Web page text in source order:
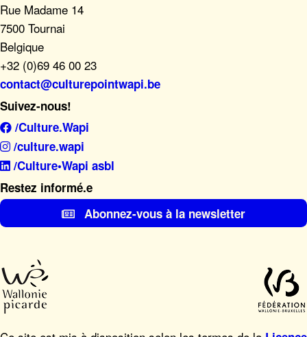
Rue Madame 14
7500 Tournai
Belgique
+32 (0)69 46 00 23
contact@culturepointwapi.be
Suivez-nous!
/Culture.Wapi
/culture.wapi
/Culture•Wapi asbl
Restez informé.e
Abonnez-vous à la newsletter